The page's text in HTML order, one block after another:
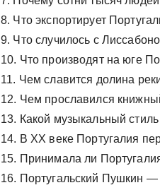
8. Что экспортирует
9. Что случилось с
10. Что производят на юге
11. Чем славится долина
12. Чем прославился
13. Какой музыкальный
14. В XX веке Португалия
15. Принимала ли
16. Португальский Пушкин